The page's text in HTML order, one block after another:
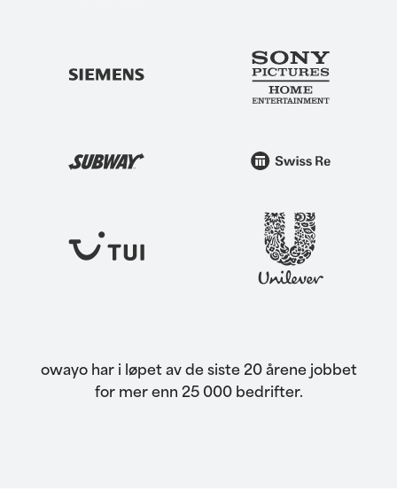
owayo har i løpet av de siste 20 årene jobbet
for mer enn 25 000 bedrifter.